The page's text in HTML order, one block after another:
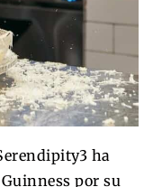
ha
por su